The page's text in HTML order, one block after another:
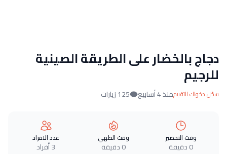
دجاج بالخضار على الطريقة الصينية
للرجيم
سجّل دخولك للتقييممنذ 4 أسابيع 125 زيارات
وقت التحضير
0 دقيقة
وقت الطهي
0 دقيقة
عدد الافراد
3 أفراد